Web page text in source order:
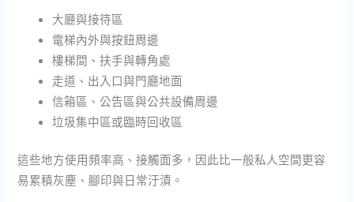
大廳與接待區
電梯內外與按鈕周邊
樓梯間、扶手與轉角處
走道、出入口與門廳地面
信箱區、公告區與公共設備周邊
垃圾集中區或臨時回收區
這些地方使用頻率高、接觸面多，因此比一般私人空間更容
易累積灰塵、腳印與日常汙漬。